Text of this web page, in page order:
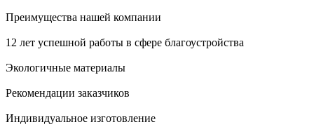
Преимущества нашей компании
12 лет успешной работы в сфере благоустройства
Экологичные материалы
Рекомендации заказчиков
Индивидуальное изготовление